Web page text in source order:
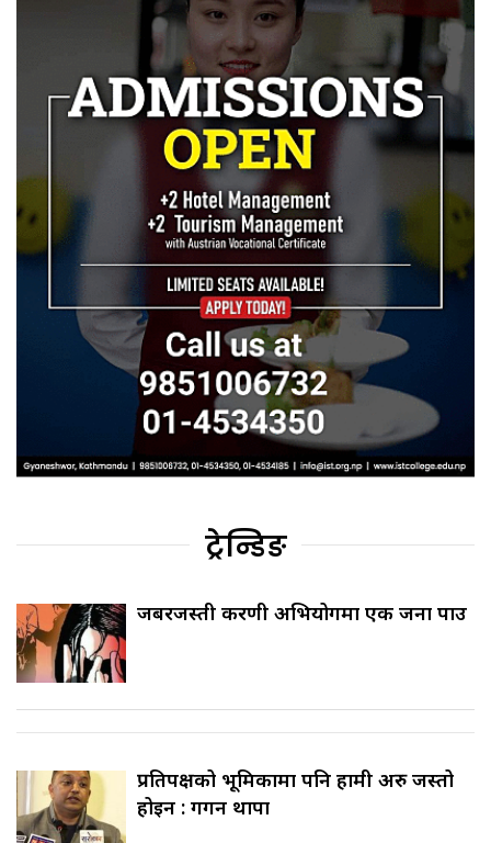
ट्रेन्डिङ
जबरजस्ती करणी अभियोगमा एक जना पक्राउ
प्रतिपक्षको भूमिकामा पनि हामी अरु जस्तो
होइन : गगन थापा